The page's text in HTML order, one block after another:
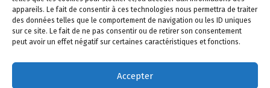
appareils. Le fait de consentir à ces technologies nous permettra de traiter
des données telles que le comportement de navigation ou les ID uniques
sur ce site. Le fait de ne pas consentir ou de retirer son consentement
peut avoir un effet négatif sur certaines caractéristiques et fonctions.
Accepter
A propos de Safe Shooting–Le Blog–Politique de
Politique de cookies